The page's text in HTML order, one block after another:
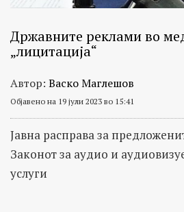
Државните реклами во
„лицитација“
Автор: Васко Маглешов
Објавено на 19 јули 2023 во 15:41
Јавна расправа за
Законот за аудио и
услуги